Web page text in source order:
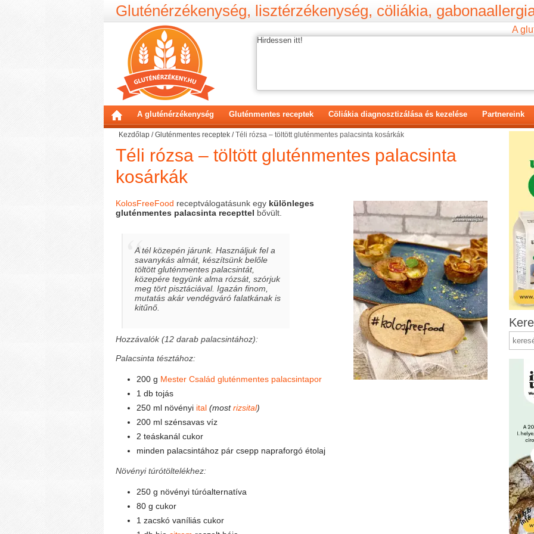
Gluténérzékenység, lisztérzékenység, cöliákia,
A
Hirdessen itt!
A gluténérzékenység Gluténmentes receptek Cöliákia diagnosztizálása és kezelése Partnereink
Kezdőlap /Gluténmentes receptek /Téli rózsa – töltött gluténmentes palacsinta kosárkák
Téli rózsa – töltött gluténmentes palacsinta
kosárkák
KolosFreeFood receptválogatásunk egy különleges
gluténmentes palacsinta recepttel bővült.
A tél közepén járunk. Használjuk fel a
savanykás almát, készítsünk belőle
töltött gluténmentes palacsintát,
közepére tegyünk alma rózsát, szórjuk
meg tört pisztáciával. Igazán finom,
mutatás akár vendégváró falatkának is
kitűnő.
Hozzávalók (12 darab palacsintához):
Palacsinta tésztához:
200 g Mester Család gluténmentes palacsintapor
1 db tojás
250 ml növényi ital (mostrizsital)
200 ml szénsavas víz
2 teáskanál cukor
minden palacsintához pár csepp napraforgó étolaj
Növényi túrótöltelékhez:
250 g növényi túróalternatíva
80 g cukor
1 zacskó vaníliás cukor